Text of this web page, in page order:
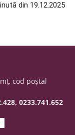
din 19.12.2025
cod poştal
0233.741.652